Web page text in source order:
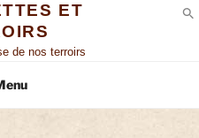
ET
de nos terroirs